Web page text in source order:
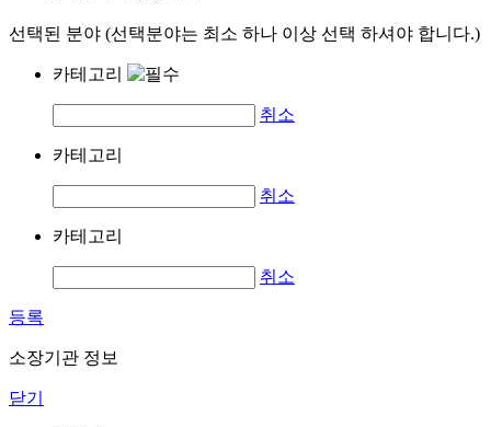
선택된 분야 (선택분야는 최소 하나 이상 선택 하셔야 합니다.)
카테고리
취소
카테고리
취소
카테고리
취소
등록
소장기관 정보
닫기